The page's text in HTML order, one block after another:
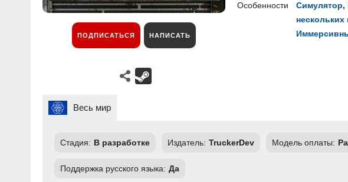
ПОДПИСАТЬСЯ НАПИСАТЬ
Особенности
Симулятор,
нескольких
Весь мир
Стадия: В разработке Издатель: TruckerDev Модель оплаты:
Поддержка русского языка: Да